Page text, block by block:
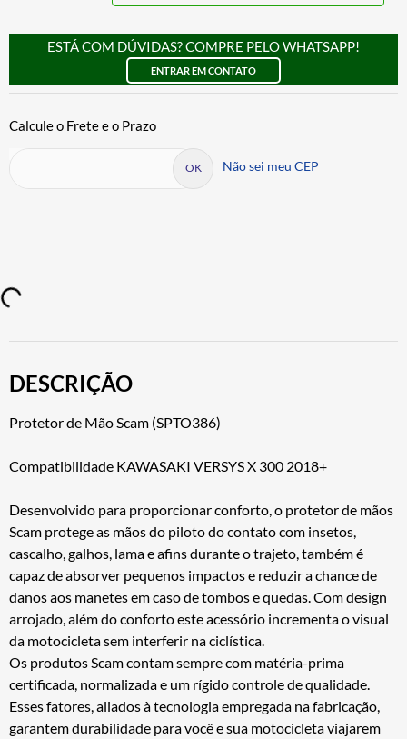
ESTÁ COM DÚVIDAS? COMPRE PELO WHATSAPP!
ENTRAR EM CONTATO
Não sei meu CEP
DESCRIÇÃO
Protetor de Mão Scam (SPTO386)
Compatibilidade KAWASAKI VERSYS X 300 2018+
Desenvolvido para proporcionar conforto, o protetor de mãos
Scam protege as mãos do piloto do contato com insetos,
cascalho, galhos, lama e afins durante o trajeto, também é
capaz de absorver pequenos impactos e reduzir a chance de
danos aos manetes em caso de tombos e quedas. Com design
arrojado, além do conforto este acessório incrementa o visual
da motocicleta sem interferir na ciclística.
Os produtos Scam contam sempre com matéria-prima
certificada, normalizada e um rígido controle de qualidade.
Esses fatores, aliados à tecnologia empregada na fabricação,
garantem durabilidade para você e sua motocicleta viajarem